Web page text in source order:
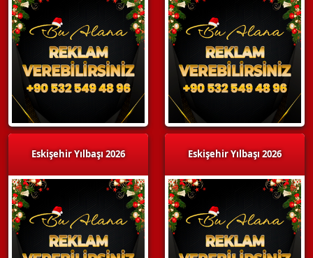
Eskişehir Yılbaşı 2026 Eskişehir Yılbaşı 2026